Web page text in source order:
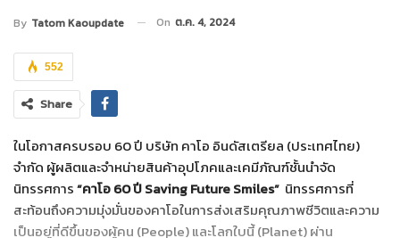
By Tatom Kaoupdate On ต.ค. 4, 2024
552
Share
ในโอกาสครบรอบ 60 ปี บริษัท คาโอ อินดัสเตรียล (ประเทศไทย)
จำกัด ผู้ผลิตและจำหน่ายสินค้าอุปโภคและเคมีภัณฑ์ชั้นนำจัด
นิทรรศการ“คาโอ 60 ปี Saving Future Smiles” นิทรรศการที่
สะท้อนถึงความมุ่งมั่นของคาโอในการส่งเสริมคุณภาพชีวิตและความ
เป็นอยู่ที่ดีขึ้นของผู้คน (People) และโลกใบนี้ (Planet) ผ่าน